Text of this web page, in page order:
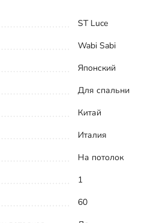
ST Luce
Wabi Sabi
Японский
Для спальни
Китай
Италия
На потолок
1
60